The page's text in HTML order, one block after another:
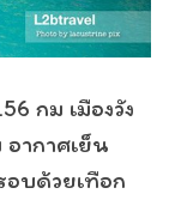
กม เมืองวัง
อากาศเย็น
อบด้วยเทือก